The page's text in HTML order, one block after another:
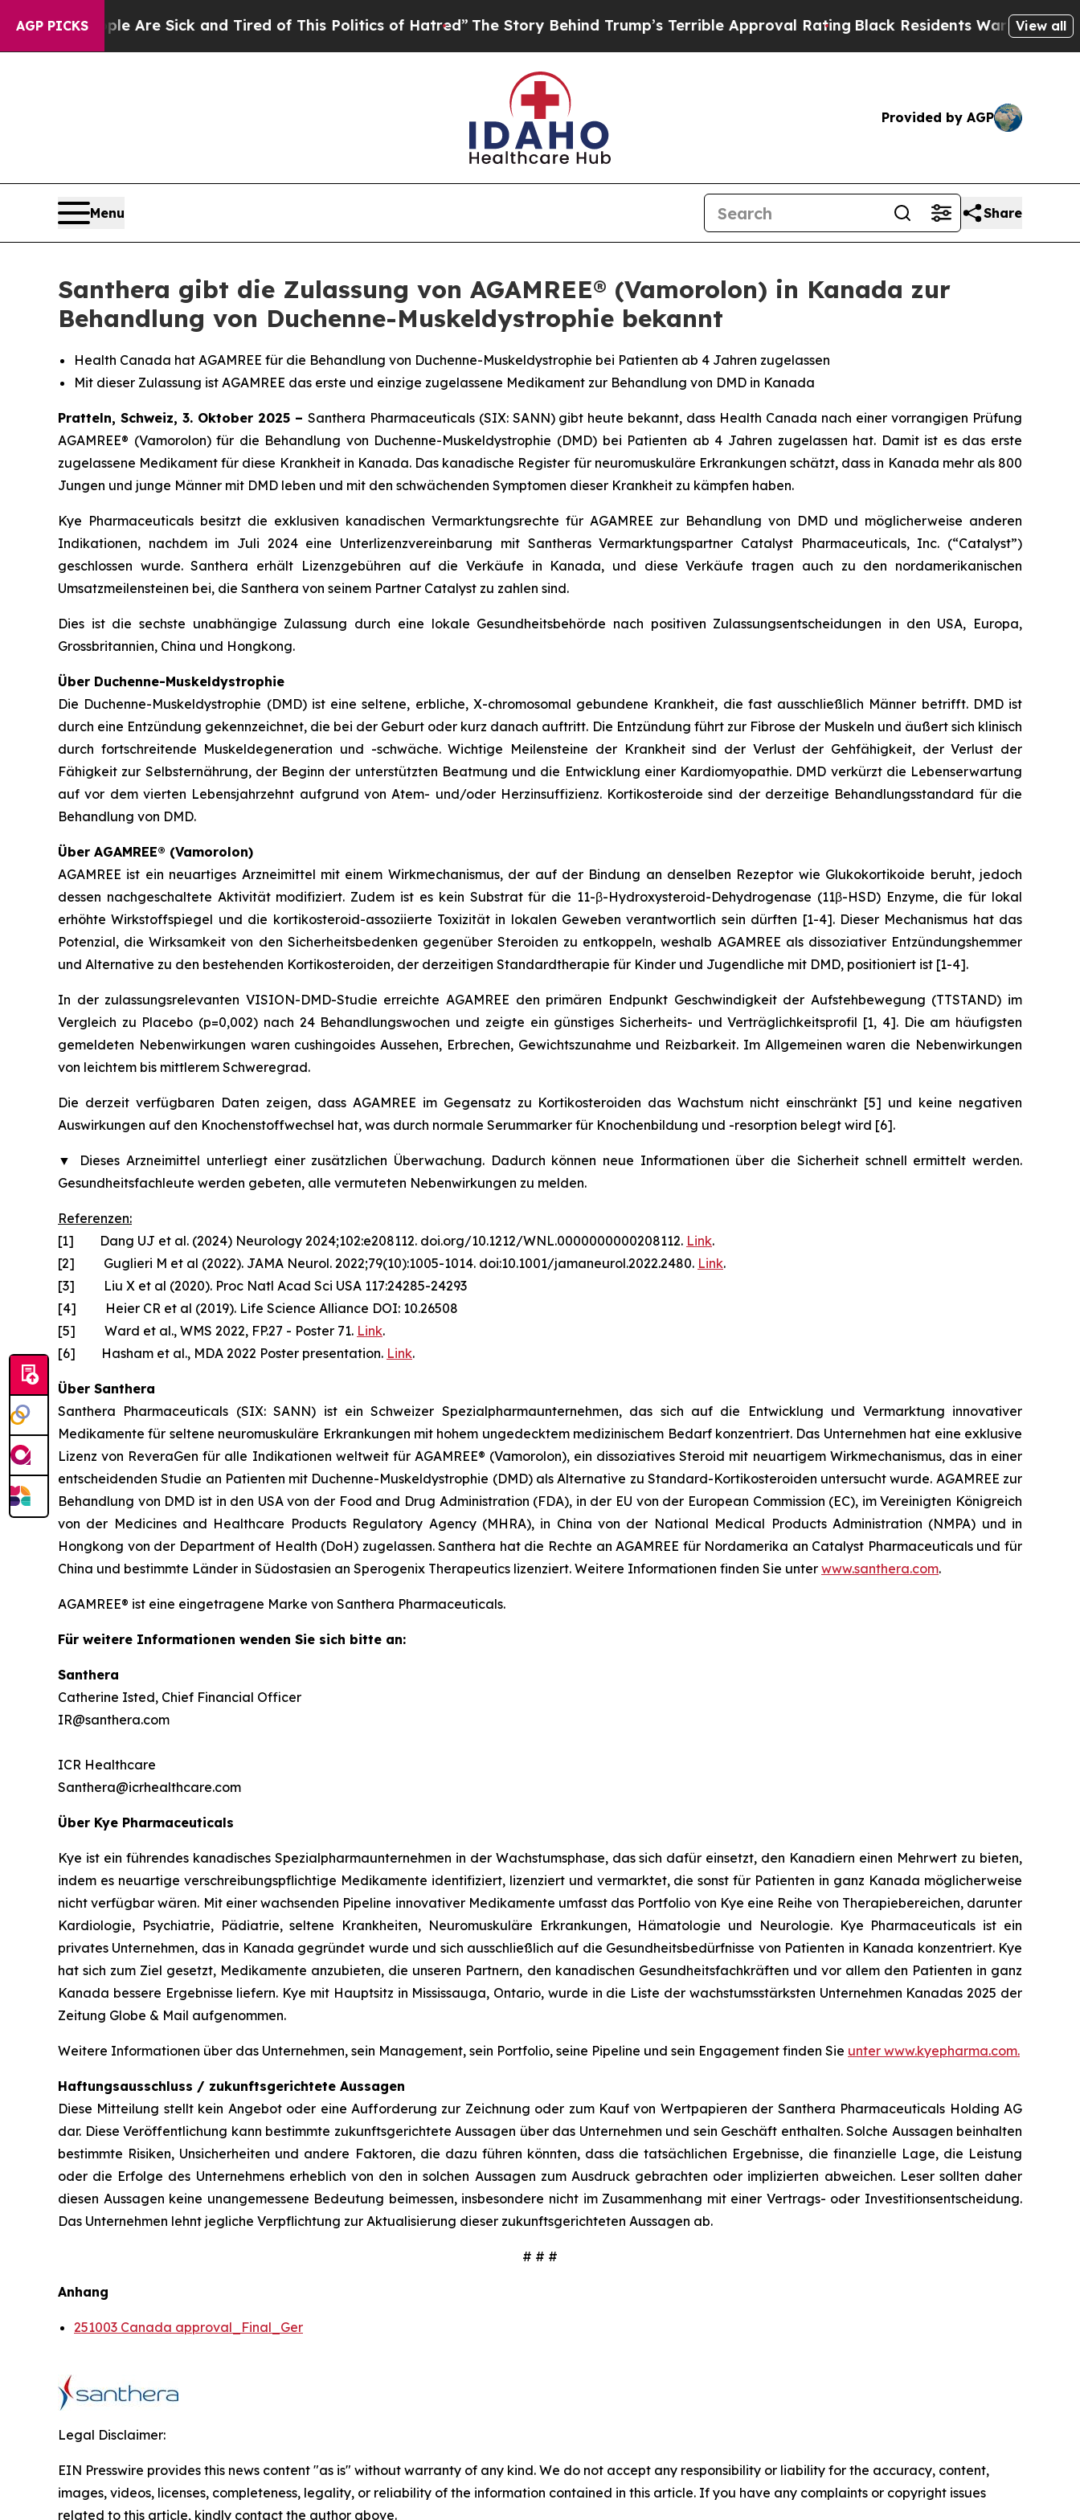
AGP PICKSAre Sick and Tired of This Politics of Hatred” The Story Behind Trump’s Terrible Approval RatingBlack Residents Warned of AbusiveView all
Provided by AGP
Menu Share
Santhera gibt die Zulassung von AGAMREE® (Vamorolon) in Kanada zur
Behandlung von Duchenne-Muskeldystrophie bekannt
Health Canada hat AGAMREE für die Behandlung von Duchenne-Muskeldystrophie bei Patienten ab 4 Jahren zugelassen
Mit dieser Zulassung ist AGAMREE das erste und einzige zugelassene Medikament zur Behandlung von DMD in Kanada
Pratteln, Schweiz, 3. Oktober 2025 – Santhera Pharmaceuticals (SIX: SANN) gibt heute bekannt, dass Health Canada nach einer vorrangigen Prüfung
AGAMREE® (Vamorolon) für die Behandlung von Duchenne-Muskeldystrophie (DMD) bei Patienten ab 4 Jahren zugelassen hat. Damit ist es das erste
zugelassene Medikament für diese Krankheit in Kanada. Das kanadische Register für neuromuskuläre Erkrankungen schätzt, dass in Kanada mehr als 800
Jungen und junge Männer mit DMD leben und mit den schwächenden Symptomen dieser Krankheit zu kämpfen haben.
Kye Pharmaceuticals besitzt die exklusiven kanadischen Vermarktungsrechte für AGAMREE zur Behandlung von DMD und möglicherweise anderen
Indikationen, nachdem im Juli 2024 eine Unterlizenzvereinbarung mit Santheras Vermarktungspartner Catalyst Pharmaceuticals, Inc. (“Catalyst”)
geschlossen wurde. Santhera erhält Lizenzgebühren auf die Verkäufe in Kanada, und diese Verkäufe tragen auch zu den nordamerikanischen
Umsatzmeilensteinen bei, die Santhera von seinem Partner Catalyst zu zahlen sind.
Dies ist die sechste unabhängige Zulassung durch eine lokale Gesundheitsbehörde nach positiven Zulassungsentscheidungen in den USA, Europa,
Grossbritannien, China und Hongkong.
Über Duchenne-Muskeldystrophie
Die Duchenne-Muskeldystrophie (DMD) ist eine seltene, erbliche, X-chromosomal gebundene Krankheit, die fast ausschließlich Männer betrifft. DMD ist
durch eine Entzündung gekennzeichnet, die bei der Geburt oder kurz danach auftritt. Die Entzündung führt zur Fibrose der Muskeln und äußert sich klinisch
durch fortschreitende Muskeldegeneration und -schwäche. Wichtige Meilensteine der Krankheit sind der Verlust der Gehfähigkeit, der Verlust der
Fähigkeit zur Selbsternährung, der Beginn der unterstützten Beatmung und die Entwicklung einer Kardiomyopathie. DMD verkürzt die Lebenserwartung
auf vor dem vierten Lebensjahrzehnt aufgrund von Atem- und/oder Herzinsuffizienz. Kortikosteroide sind der derzeitige Behandlungsstandard für die
Behandlung von DMD.
Über AGAMREE® (Vamorolon)
AGAMREE ist ein neuartiges Arzneimittel mit einem Wirkmechanismus, der auf der Bindung an denselben Rezeptor wie Glukokortikoide beruht, jedoch
dessen nachgeschaltete Aktivität modifiziert. Zudem ist es kein Substrat für die 11-β-Hydroxysteroid-Dehydrogenase (11β-HSD) Enzyme, die für lokal
erhöhte Wirkstoffspiegel und die kortikosteroid-assoziierte Toxizität in lokalen Geweben verantwortlich sein dürften [1-4]. Dieser Mechanismus hat das
Potenzial, die Wirksamkeit von den Sicherheitsbedenken gegenüber Steroiden zu entkoppeln, weshalb AGAMREE als dissoziativer Entzündungshemmer
und Alternative zu den bestehenden Kortikosteroiden, der derzeitigen Standardtherapie für Kinder und Jugendliche mit DMD, positioniert ist [1-4].
In der zulassungsrelevanten VISION-DMD-Studie erreichte AGAMREE den primären Endpunkt Geschwindigkeit der Aufstehbewegung (TTSTAND) im
Vergleich zu Placebo (p=0,002) nach 24 Behandlungswochen und zeigte ein günstiges Sicherheits- und Verträglichkeitsprofil [1, 4]. Die am häufigsten
gemeldeten Nebenwirkungen waren cushingoides Aussehen, Erbrechen, Gewichtszunahme und Reizbarkeit. Im Allgemeinen waren die Nebenwirkungen
von leichtem bis mittlerem Schweregrad.
Die derzeit verfügbaren Daten zeigen, dass AGAMREE im Gegensatz zu Kortikosteroiden das Wachstum nicht einschränkt [5] und keine negativen
Auswirkungen auf den Knochenstoffwechsel hat, was durch normale Serummarker für Knochenbildung und -resorption belegt wird [6].
▼
Dieses Arzneimittel unterliegt einer zusätzlichen Überwachung. Dadurch können neue Informationen über die Sicherheit schnell ermittelt werden.
Gesundheitsfachleute werden gebeten, alle vermuteten Nebenwirkungen zu melden.
Referenzen:
[1] Dang UJ et al. (2024) Neurology 2024;102:e208112. doi.org/10.1212/WNL.0000000000208112. Link.
[2] Guglieri M et al (2022). JAMA Neurol. 2022;79(10):1005-1014. doi:10.1001/jamaneurol.2022.2480. Link.
[3] Liu X et al (2020). Proc Natl Acad Sci USA 117:24285-24293
[4] Heier CR et al (2019). Life Science Alliance DOI: 10.26508
[5] Ward et al., WMS 2022, FP.27 - Poster 71. Link.
[6] Hasham et al., MDA 2022 Poster presentation. Link.
Über Santhera
Santhera Pharmaceuticals (SIX: SANN) ist ein Schweizer Spezialpharmaunternehmen, das sich auf die Entwicklung und Vermarktung innovativer
Medikamente für seltene neuromuskuläre Erkrankungen mit hohem ungedecktem medizinischem Bedarf konzentriert. Das Unternehmen hat eine exklusive
Lizenz von ReveraGen für alle Indikationen weltweit für AGAMREE® (Vamorolon), ein dissoziatives Steroid mit neuartigem Wirkmechanismus, das in einer
entscheidenden Studie an Patienten mit Duchenne-Muskeldystrophie (DMD) als Alternative zu Standard-Kortikosteroiden untersucht wurde. AGAMREE zur
Behandlung von DMD ist in den USA von der Food and Drug Administration (FDA), in der EU von der European Commission (EC), im Vereinigten Königreich
von der Medicines and Healthcare Products Regulatory Agency (MHRA), in China von der National Medical Products Administration (NMPA) und in
Hongkong von der Department of Health (DoH) zugelassen. Santhera hat die Rechte an AGAMREE für Nordamerika an Catalyst Pharmaceuticals und für
China und bestimmte Länder in Südostasien an Sperogenix Therapeutics lizenziert. Weitere Informationen finden Sie unter www.santhera.com.
AGAMREE® ist eine eingetragene Marke von Santhera Pharmaceuticals.
Für weitere Informationen wenden Sie sich bitte an:
Santhera
Catherine Isted, Chief Financial Officer
IR@santhera.com
ICR Healthcare
Santhera@icrhealthcare.com
Über Kye Pharmaceuticals
Kye ist ein führendes kanadisches Spezialpharmaunternehmen in der Wachstumsphase, das sich dafür einsetzt, den Kanadiern einen Mehrwert zu bieten,
indem es neuartige verschreibungspflichtige Medikamente identifiziert, lizenziert und vermarktet, die sonst für Patienten in ganz Kanada möglicherweise
nicht verfügbar wären. Mit einer wachsenden Pipeline innovativer Medikamente umfasst das Portfolio von Kye eine Reihe von Therapiebereichen, darunter
Kardiologie, Psychiatrie, Pädiatrie, seltene Krankheiten, Neuromuskuläre Erkrankungen, Hämatologie und Neurologie. Kye Pharmaceuticals ist ein
privates Unternehmen, das in Kanada gegründet wurde und sich ausschließlich auf die Gesundheitsbedürfnisse von Patienten in Kanada konzentriert. Kye
hat sich zum Ziel gesetzt, Medikamente anzubieten, die unseren Partnern, den kanadischen Gesundheitsfachkräften und vor allem den Patienten in ganz
Kanada bessere Ergebnisse liefern. Kye mit Hauptsitz in Mississauga, Ontario, wurde in die Liste der wachstumsstärksten Unternehmen Kanadas 2025 der
Zeitung Globe & Mail aufgenommen.
Weitere Informationen über das Unternehmen, sein Management, sein Portfolio, seine Pipeline und sein Engagement finden Sie unter www.kyepharma.com.
Haftungsausschluss / zukunftsgerichtete Aussagen
Diese Mitteilung stellt kein Angebot oder eine Aufforderung zur Zeichnung oder zum Kauf von Wertpapieren der Santhera Pharmaceuticals Holding AG
dar. Diese Veröffentlichung kann bestimmte zukunftsgerichtete Aussagen über das Unternehmen und sein Geschäft enthalten. Solche Aussagen beinhalten
bestimmte Risiken, Unsicherheiten und andere Faktoren, die dazu führen könnten, dass die tatsächlichen Ergebnisse, die finanzielle Lage, die Leistung
oder die Erfolge des Unternehmens erheblich von den in solchen Aussagen zum Ausdruck gebrachten oder implizierten abweichen. Leser sollten daher
diesen Aussagen keine unangemessene Bedeutung beimessen, insbesondere nicht im Zusammenhang mit einer Vertrags- oder Investitionsentscheidung.
Das Unternehmen lehnt jegliche Verpflichtung zur Aktualisierung dieser zukunftsgerichteten Aussagen ab.
# # #
Anhang
251003 Canada approval_Final_Ger
Legal Disclaimer:
EIN Presswire provides this news content "as is" without warranty of any kind. We do not accept any responsibility or liability for the accuracy, content,
images, videos, licenses, completeness, legality, or reliability of the information contained in this article. If you have any complaints or copyright issues
related to this article, kindly contact the author above.